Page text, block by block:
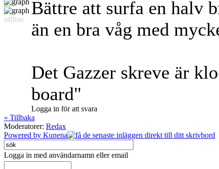
offline
Bättre att surfa en halv
än en bra våg med
Det Gazzer skreve är
board"
Logga in för att svara
« Tillbaka
Moderatorer: Redax
Powered by Kunena
Logga in med användarnamn eller email